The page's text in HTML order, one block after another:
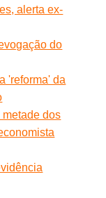
alerta ex-
do
'reforma' da
dos